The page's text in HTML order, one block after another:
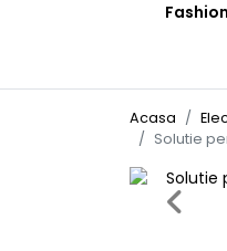
Fashion
Acasa
Solutie
Previous